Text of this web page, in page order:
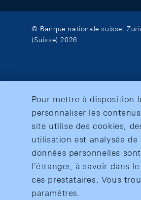
© Banque nationale suisse,
(Suisse) 2026
Pour mettre à disposition
personnaliser les
site utilise des cookies,
utilisation est analysée
données personnelles
l'étranger, à savoir dans
ces prestataires. Vous
paramètres.